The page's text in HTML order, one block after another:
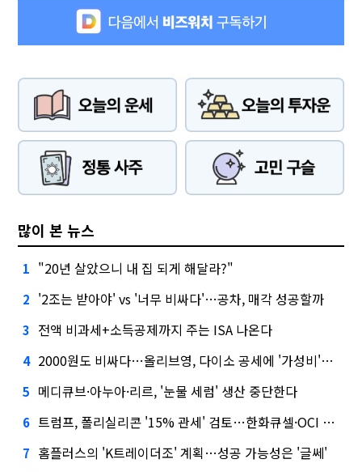
많이 본 뉴스
1 "20년 살았으니 내 집 되게 해달라?"
2 '2조는 받아야' vs '너무 비싸다'…공차, 매각 성공할까
3 전액 비과세+소득공제까지 주는 ISA 나온다
4 2000원도 비싸다…올리브영, 다이소 공세에 '가성비'로 맞불
5 메디큐브·아누아·리르, '눈물 세럼' 생산 중단한다
6 트럼프, 폴리실리콘 '15% 관세' 검토…한화큐셀·OCI 영향은?
7 홈플러스의 'K트레이더조' 계획…성공 가능성은 '글쎄'